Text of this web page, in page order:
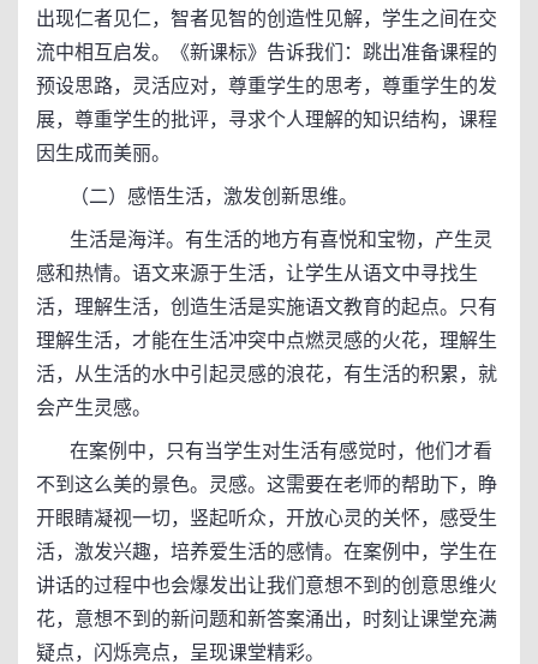
出现仁者见仁，智者见智的创造性见解，学生之间在交
流中相互启发。《新课标》告诉我们：跳出准备课程的
预设思路，灵活应对，尊重学生的思考，尊重学生的发
展，尊重学生的批评，寻求个人理解的知识结构，课程
因生成而美丽。
（二）感悟生活，激发创新思维。
生活是海洋。有生活的地方有喜悦和宝物，产生灵
感和热情。语文来源于生活，让学生从语文中寻找生
活，理解生活，创造生活是实施语文教育的起点。只有
理解生活，才能在生活冲突中点燃灵感的火花，理解生
活，从生活的水中引起灵感的浪花，有生活的积累，就
会产生灵感。
在案例中，只有当学生对生活有感觉时，他们才看
不到这么美的景色。灵感。这需要在老师的帮助下，睁
开眼睛凝视一切，竖起听众，开放心灵的关怀，感受生
活，激发兴趣，培养爱生活的感情。在案例中，学生在
讲话的过程中也会爆发出让我们意想不到的创意思维火
花，意想不到的新问题和新答案涌出，时刻让课堂充满
疑点，闪烁亮点，呈现课堂精彩。